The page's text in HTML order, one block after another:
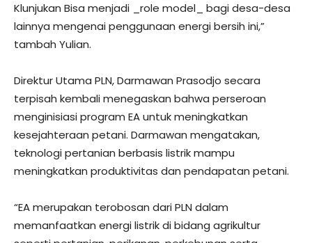
Klunjukan Bisa menjadi _role model_ bagi desa-desa
lainnya mengenai penggunaan energi bersih ini,”
tambah Yulian.
Direktur Utama PLN, Darmawan Prasodjo secara
terpisah kembali menegaskan bahwa perseroan
menginisiasi program EA untuk meningkatkan
kesejahteraan petani. Darmawan mengatakan,
teknologi pertanian berbasis listrik mampu
meningkatkan produktivitas dan pendapatan petani.
“EA merupakan terobosan dari PLN dalam
memanfaatkan energi listrik di bidang agrikultur